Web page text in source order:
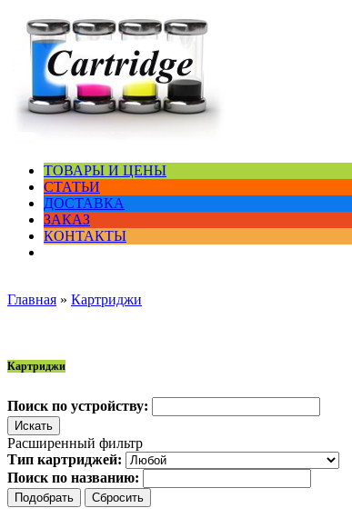
ТОВАРЫ И ЦЕНЫ
СТАТЬИ
ДОСТАВКА
ЗАКАЗ
КОНТАКТЫ
Главная » Картриджи
Картриджи
Поиск по устройству:
Расширенный фильтр
Тип картриджей:
Поиск по названию: